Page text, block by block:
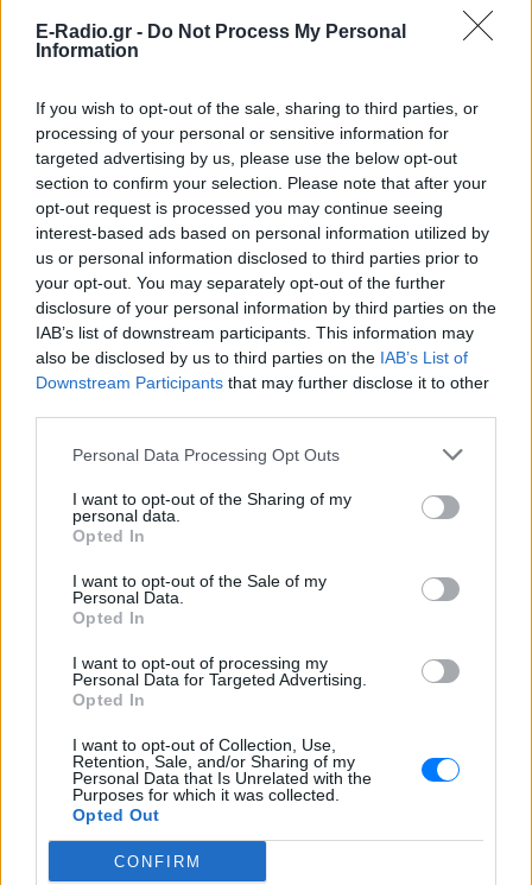
E-Radio.gr - Do Not Process My Personal
Information
If you wish to opt-out of the sale, sharing to third parties, or
processing of your personal or sensitive information for
targeted advertising by us, please use the below opt-out
section to confirm your selection. Please note that after your
opt-out request is processed you may continue seeing
interest-based ads based on personal information utilized by
us or personal information disclosed to third parties prior to
your opt-out. You may separately opt-out of the further
disclosure of your personal information by third parties on the
IAB’s list of downstream participants. This information may
also be disclosed by us to third parties on the IAB’s List of
Downstream Participants that may further disclose it to other
Personal Data Processing Opt Outs
I want to opt-out of the Sharing of my
personal data.
Opted In
I want to opt-out of the Sale of my
Personal Data.
Opted In
I want to opt-out of processing my
Personal Data for Targeted Advertising.
Opted In
I want to opt-out of Collection, Use,
Retention, Sale, and/or Sharing of my
Personal Data that Is Unrelated with the
Purposes for which it was collected.
Opted Out
CONFIRM
ΔΕΙΤΕ ΕΠΙΣΗΣ
ΣΤΗΝ ΙΔΙΑ ΚΑΤΗΓΟΡΙΑ
περιπολικό; Τι λέει ο ΚΟΚ που
οι περισσότεροι αγνοούν
ΣΉΜΕΡΑ
απαγορεύει την προσπέραση οχήματος